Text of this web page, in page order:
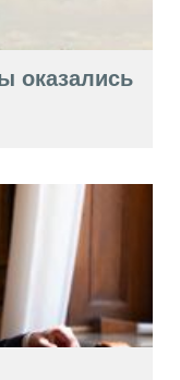
оказались